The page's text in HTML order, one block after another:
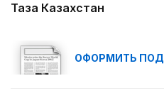
Таза Казахстан
ОФОРМИТЬ